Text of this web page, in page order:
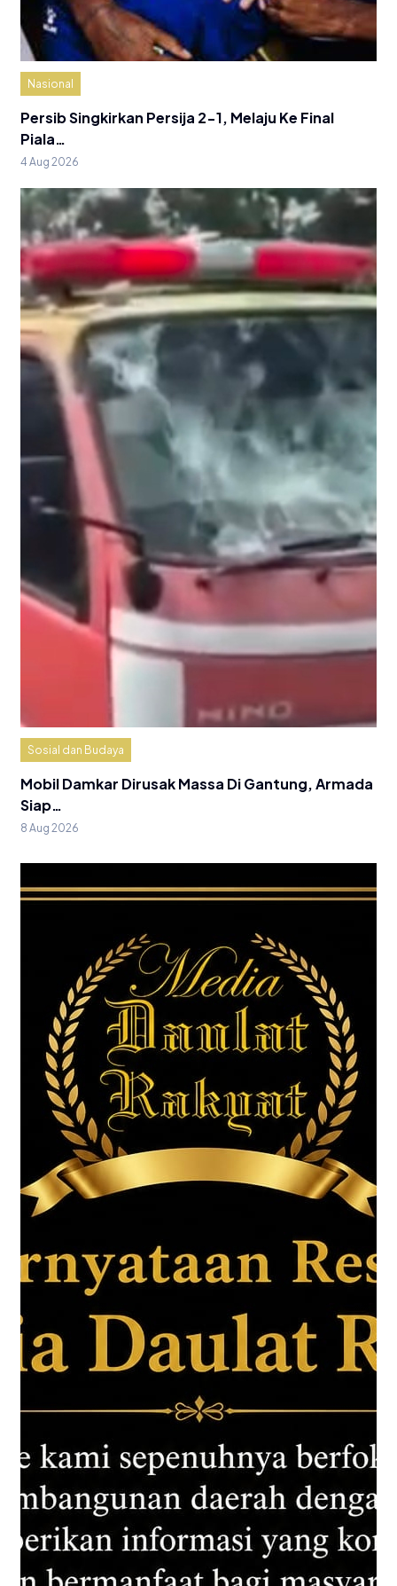
Nasional
Persib Singkirkan Persija 2-1, Melaju Ke Final
Piala…
4 Aug 2026
Sosial dan Budaya
Mobil Damkar Dirusak Massa Di Gantung, Armada
Siap…
8 Aug 2026